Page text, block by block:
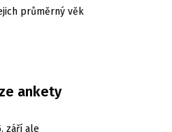
průměrný věk
ankety
září ale